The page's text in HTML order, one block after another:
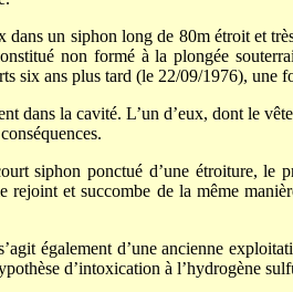
dans un siphon long de 80m étroit et
non formé à la plongée
six ans plus tard (le 22/09/1976), une
dans la cavité. L’un d’eux, dont le
siphon ponctué d’une étroiture, le
et succombe de la même
également d’une ancienne
d’intoxication à l’hydrogène